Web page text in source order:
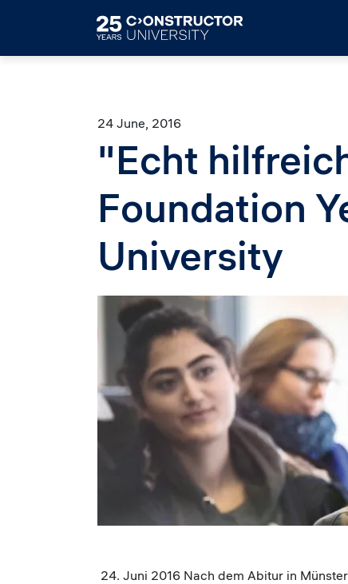
24 June, 2016
"Echt
Foundation
University
Image
24. Juni 2016 Nach dem Abitur in